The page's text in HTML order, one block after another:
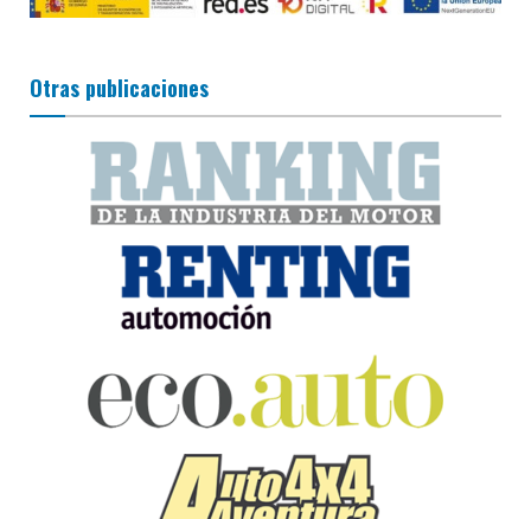
Otras publicaciones